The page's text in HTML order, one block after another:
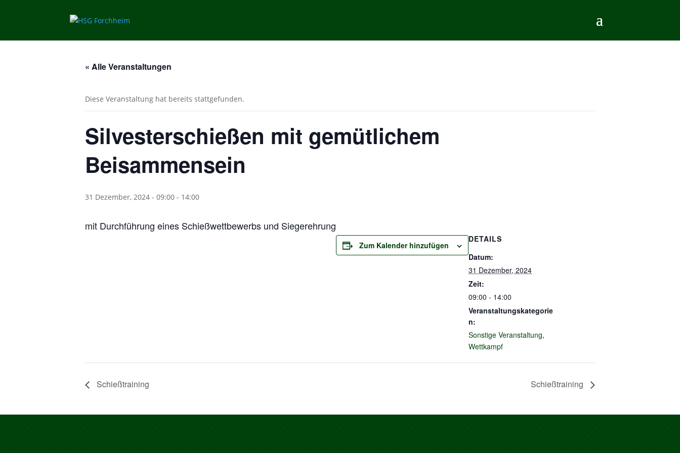
« Alle Veranstaltungen
Diese Veranstaltung hat bereits stattgefunden.
Silvesterschießen mit gemütlichem
Beisammensein
31 Dezember, 2024 - 09:00 - 14:00
mit Durchführung eines Schießwettbewerbs und Siegerehrung
Zum Kalender hinzufügen
DETAILS
Datum:
31 Dezember, 2024
Zeit:
09:00 - 14:00
Veranstaltungskategorie
n:
Sonstige Veranstaltung,
Wettkampf
Schießtraining Schießtraining